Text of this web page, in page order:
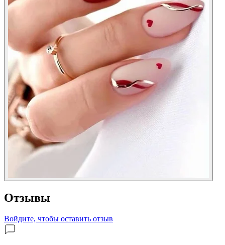
Отзывы
Войдите, чтобы оставить отзыв